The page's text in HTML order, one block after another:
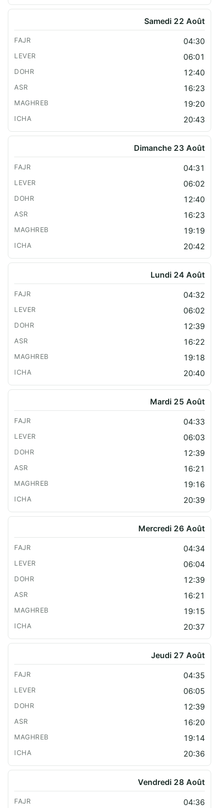
Samedi 22 Août
04:30
06:01
12:40
16:23
19:20
20:43
Dimanche 23 Août
04:31
06:02
12:40
16:23
19:19
20:42
Lundi 24 Août
04:32
06:02
12:39
16:22
19:18
20:40
Mardi 25 Août
04:33
06:03
12:39
16:21
19:16
20:39
Mercredi 26 Août
04:34
06:04
12:39
16:21
19:15
20:37
Jeudi 27 Août
04:35
06:05
12:39
16:20
19:14
20:36
Vendredi 28 Août
04:36